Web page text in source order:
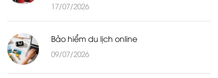
17/07/2026
Bảo hiểm du lịch online
09/07/2026